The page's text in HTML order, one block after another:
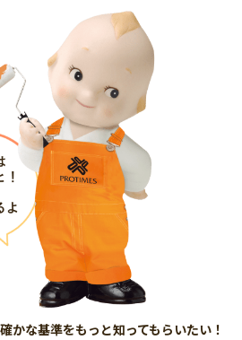
かな基準をもっと知ってもらいたい！